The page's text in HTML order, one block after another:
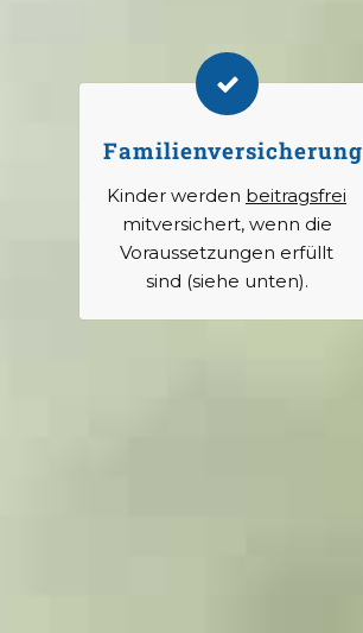
Familienversicherung
Kinder werden beitragsfrei
mitversichert, wenn die
Voraussetzungen erfüllt
sind (siehe unten).